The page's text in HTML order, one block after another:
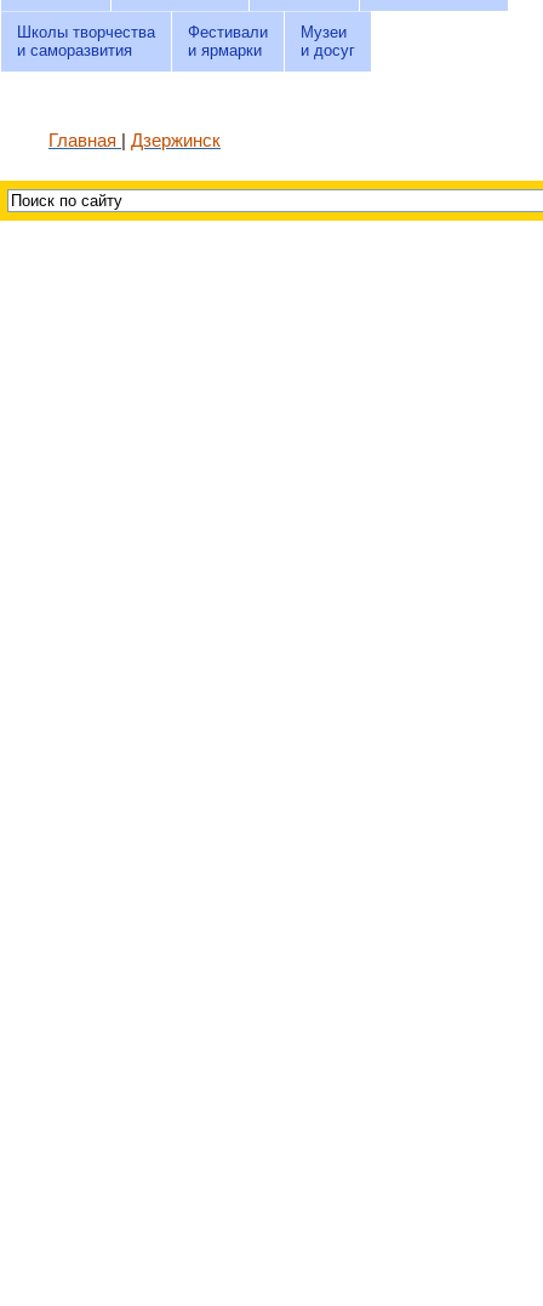
Школы творчества
и саморазвития
Фестивали
и ярмарки
Музеи
и досуг
Главная Дзержинск